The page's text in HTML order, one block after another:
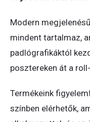
Modern
mindent tartalmaz,
padlógrafikáktól
posztereken át a
Termékeink
színben elérhetők,